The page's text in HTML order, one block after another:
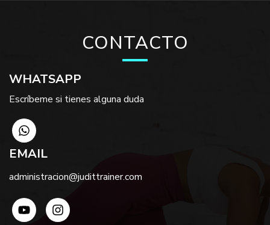
CONTACTO
WHATSAPP
Escríbeme si tienes alguna duda
EMAIL
administracion@judittrainer.com